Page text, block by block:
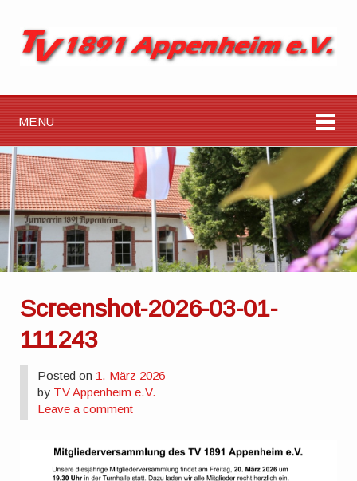
MENU
Screenshot-2026-03-01-
111243
Posted on 1. März 2026
by TV Appenheim e.V.
Leave a comment